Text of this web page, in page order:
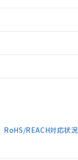
RoHS/REACH対応状況